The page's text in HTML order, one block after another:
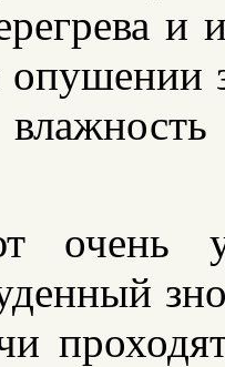
опушении
очень